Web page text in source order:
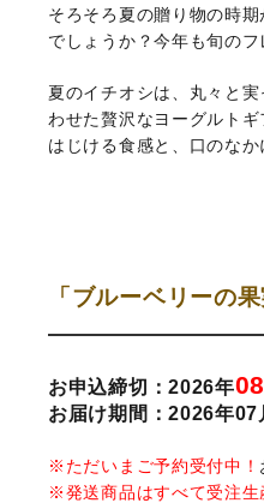
そろそろ夏の贈り物の時
でしょうか？今年も旬の
夏のイチオシは、丸々と
わせた贅沢なヨーグルトギ
はじける食感と、口のな
「ブルーベリーの
お申込締切：2026年
お届け期間：2026年07
※ただいまご予約受付中！
※発送商品はすべて受注生